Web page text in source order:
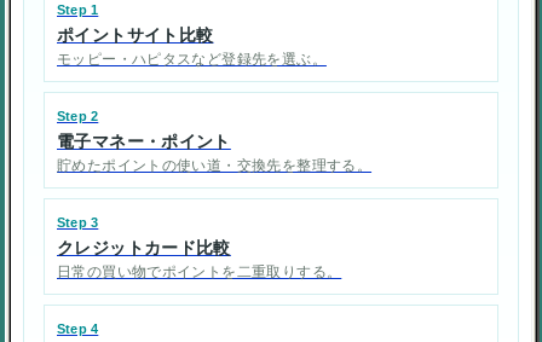
Step 1
ポイントサイト比較
モッピー・ハピタスなど登録先を選ぶ。
Step 2
電子マネー・ポイント
貯めたポイントの使い道・交換先を整理する。
Step 3
クレジットカード比較
日常の買い物でポイントを二重取りする。
Step 4